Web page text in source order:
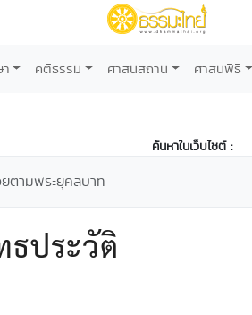
คติธรรม ศาสนสถาน ศาสนพิธี
ค้นหาในเว็บไซต์ :
ตามพระยุคลบาท
ประวัติ